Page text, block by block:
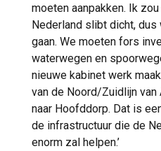
moeten aanpakken. Ik
Nederland slibt dicht,
gaan. We moeten fors
waterwegen en
nieuwe kabinet werk
van de Noord/Zuidlijn van
naar Hoofddorp. Dat is
de infrastructuur die de
enorm zal helpen.’